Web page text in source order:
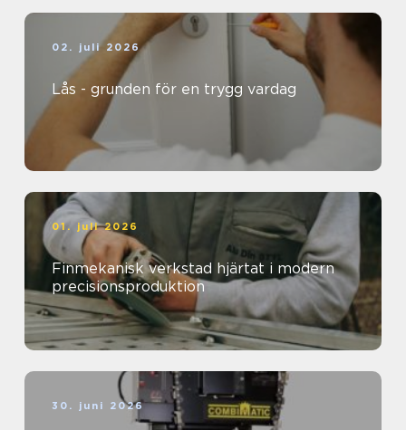
02. juli 2026
Lås - grunden för en trygg vardag
01. juli 2026
Finmekanisk verkstad hjärtat i modern
precisionsproduktion
30. juni 2026